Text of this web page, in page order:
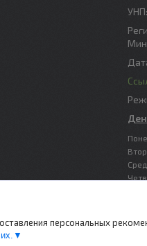
персональных